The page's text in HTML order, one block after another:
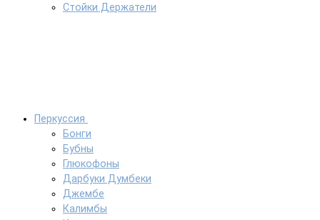
Стойки Держатели
Перкуссия
Бонги
Бубны
Глюкофоны
Дарбуки Думбеки
Джембе
Калимбы